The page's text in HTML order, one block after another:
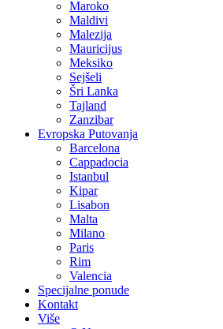
Maroko
Maldivi
Malezija
Mauricijus
Meksiko
Sejšeli
Šri Lanka
Tajland
Zanzibar
Evropska Putovanja
Barcelona
Cappadocia
Istanbul
Kipar
Lisabon
Malta
Milano
Paris
Rim
Valencia
Specijalne ponude
Kontakt
Više